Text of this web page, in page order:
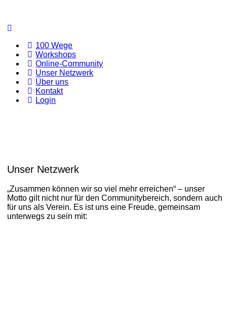
100 Wege
Workshops
Online-Community
Unser Netzwerk
Über uns
Kontakt
Login
Unser Netzwerk
„Zusammen können wir so viel mehr erreichen“ – unser
Motto gilt nicht nur für den Communitybereich, sondern auch
für uns als Verein. Es ist uns eine Freude, gemeinsam
unterwegs zu sein mit: